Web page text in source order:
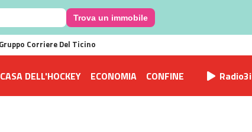
Trova un immobile
Gruppo Corriere Del Ticino
DELL'HOCKEY ECONOMIA CONFINE Radio3i